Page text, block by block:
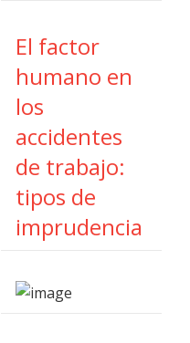
El factor
humano en
los
accidentes
de trabajo:
tipos de
imprudencia